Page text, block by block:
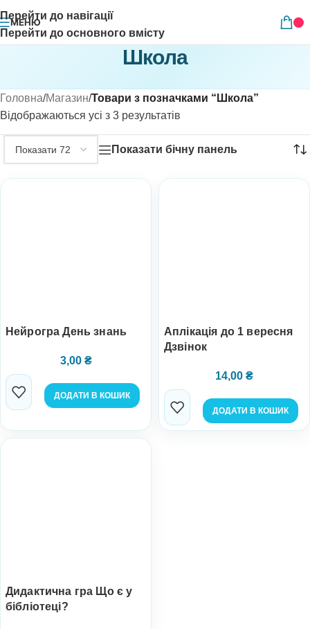
Перейти до навігації
Перейти до основного вмісту
МЕНЮ
Школа
Головна/Магазин/Товари з позначками “Школа”
Відображаються усі з 3 результатів
Показати бічну панель
Нейрогра День знань
3,00 ₴
ДОДАТИ В КОШИК
Аплікація до 1 вересня
Дзвінок
14,00 ₴
ДОДАТИ В КОШИК
Дидактична гра Що є у
бібліотеці?